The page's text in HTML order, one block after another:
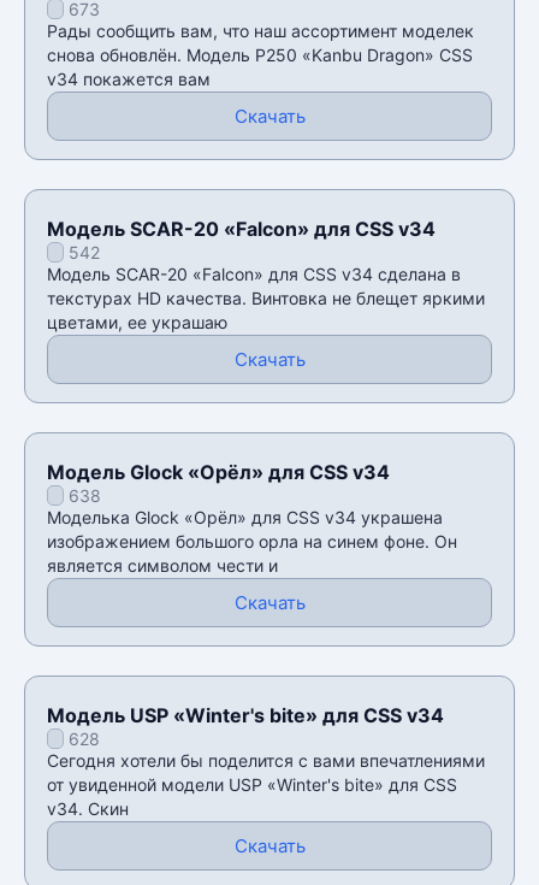
673
Рады сообщить вам, что наш ассортимент моделек
снова обновлён. Модель P250 «Kanbu Dragon» CSS
v34 покажется вам
Скачать
Модель SCAR-20 «Falcon» для CSS v34
542
Модель SCAR-20 «Falcon» для CSS v34 сделана в
текстурах HD качества. Винтовка не блещет яркими
цветами, ее украшаю
Скачать
Модель Glock «Орёл» для CSS v34
638
Моделька Glock «Орёл» для CSS v34 украшена
изображением большого орла на синем фоне. Он
является символом чести и
Скачать
Модель USP «Winter's bite» для CSS v34
628
Сегодня хотели бы поделится с вами впечатлениями
от увиденной модели USP «Winter's bite» для CSS
v34. Скин
Скачать